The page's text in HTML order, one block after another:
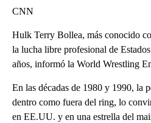
CNN
Hulk Terry Bollea, más conocido
la lucha libre profesional de
años, informó la World Wrestling
En las décadas de 1980 y 1990, la
dentro como fuera del ring, lo
en EE.UU. y en una estrella del